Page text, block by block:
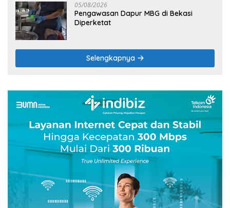
05/08/2026
Pengawasan Dapur MBG di Bekasi
Diperketat
Selengkapnya